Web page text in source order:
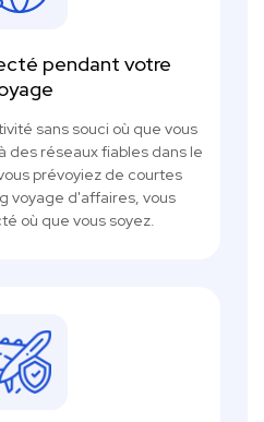
pendant votre
sans souci où que vous
des réseaux fiables dans le
prévoyiez de courtes
voyage d'affaires, vous
où que vous soyez.